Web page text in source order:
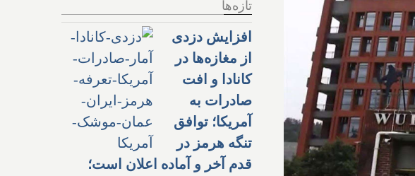
تازه‌ها
افزایش دزدی
از مغازه‌ها در
کانادا و افت
صادرات به
آمریکا؛ توافق
تنگه هرمز در
قدم آخر و آماده اعلان است؛